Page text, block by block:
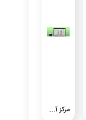
مرکز آموزش بازرگانی استان خوزستان